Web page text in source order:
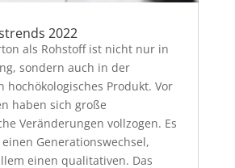
2022
als Rohstoff ist nicht nur in
sondern auch in der
hochökologisches Produkt. Vor
haben sich große
Veränderungen vollzogen. Es
Generationswechsel,
einen qualitativen. Das